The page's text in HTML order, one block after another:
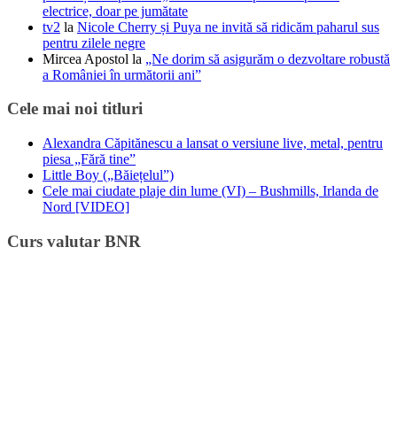
electrice, doar pe jumătate
tv2 la Nicole Cherry și Puya ne invită să ridicăm paharul sus
pentru zilele negre
Mircea Apostol la „Ne dorim să asigurăm o dezvoltare robustă
a României în următorii ani”
Cele mai noi titluri
Alexandra Căpitănescu a lansat o versiune live, metal, pentru
piesa „Fără tine”
Little Boy („Băiețelul”)
Cele mai ciudate plaje din lume (VI) – Bushmills, Irlanda de
Nord [VIDEO]
Curs valutar BNR